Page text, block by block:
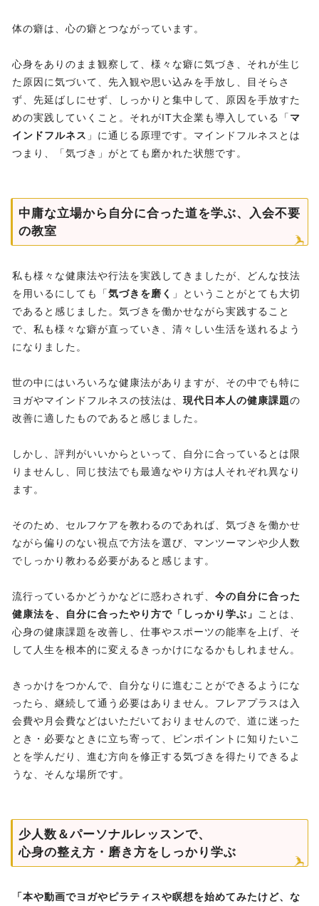
体の癖は、心の癖とつながっています。
心身をありのまま観察して、様々な癖に気づき、それが生じ
た原因に気づいて、先入観や思い込みを手放し、目そらさ
ず、先延ばしにせず、しっかりと集中して、原因を手放すた
めの実践していくこと。それがIT大企業も導入している「 マ
インドフルネス 」に通じる原理です。マインドフルネスとは
つまり、「気づき」がとても磨かれた状態です。
中庸な立場から自分に合った道を学ぶ、入会不要
の教室
私も様々な健康法や行法を実践してきましたが、どんな技法
を用いるにしても「気づきを磨く
」ということがとても大切
であると感じました。気づきを働かせながら実践すること
で、私も様々な癖が直っていき、清々しい生活を送れるよう
になりました。
世の中にはいろいろな健康法がありますが、その中でも特に
ヨガやマインドフルネスの技法は、 現代日本人の健康課題の
改善に適したものであると感じました。
しかし、評判がいいからといって、自分に合っているとは限
りませんし、同じ技法でも最適なやり方は人それぞれ異なり
ます。
そのため、セルフケアを教わるのであれば、気づきを働かせ
ながら偏りのない視点で方法を選び、マンツーマンや少人数
でしっかり教わる必要があると感じます。
流行っているかどうかなどに惑わされず、 今の自分に合った
健康法を、自分に合ったやり方で「しっかり学ぶ」 ことは、
心身の健康課題を改善し、仕事やスポーツの能率を上げ、そ
して人生を根本的に変えるきっかけになるかもしれません。
きっかけをつかんで、自分なりに進むことができるようにな
ったら、継続して通う必要はありません。フレアプラスは入
会費や月会費などはいただいておりませんので、道に迷った
とき・必要なときに立ち寄って、ピンポイントに知りたいこ
とを学んだり、進む方向を修正する気づきを得たりできるよ
うな、そんな場所です。
少人数＆パーソナルレッスンで、
心身の整え方・磨き方をしっかり学ぶ
「本や動画でヨガやピラティスや瞑想を始めてみたけど、な